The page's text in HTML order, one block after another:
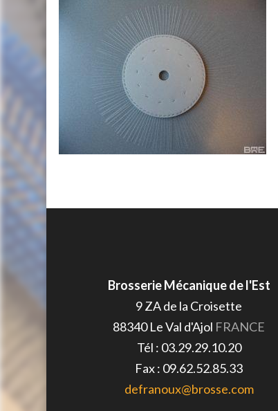
Brosserie Mécanique de l'Est
9 ZA de la Croisette
88340 Le Val d'Ajol FRANCE
Tél : 03.29.29.10.20
Fax : 09.62.52.85.33
defranoux@brosse.com